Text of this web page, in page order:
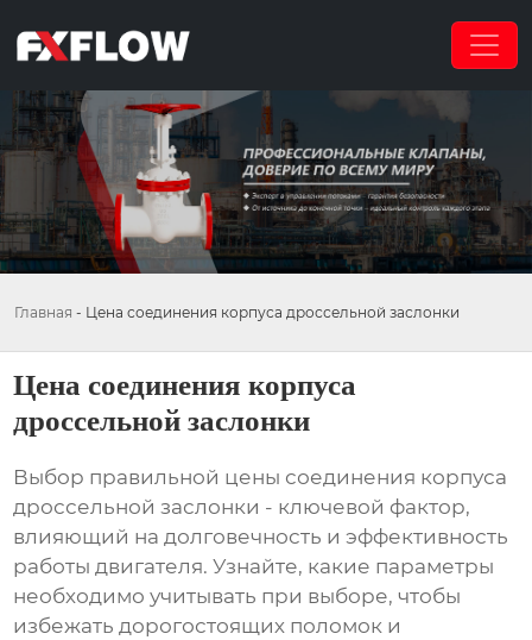
Главная - Цена соединения корпуса дроссельной заслонки
Цена соединения корпуса
дроссельной заслонки
Выбор правильной цены соединения корпуса
дроссельной заслонки - ключевой фактор,
влияющий на долговечность и эффективность
работы двигателя. Узнайте, какие параметры
необходимо учитывать при выборе, чтобы
избежать дорогостоящих поломок и